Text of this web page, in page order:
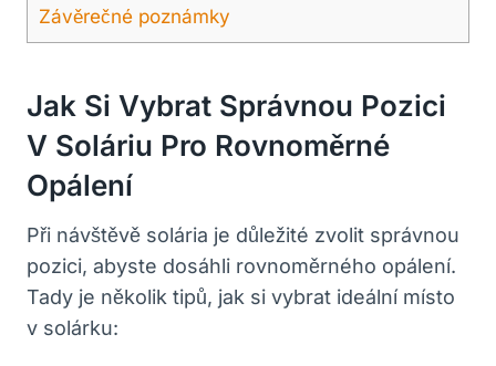
Závěrečné poznámky
Jak Si Vybrat Správnou Pozici
V Soláriu Pro Rovnoměrné
Opálení
Při návštěvě solária je důležité zvolit správnou
pozici, abyste dosáhli rovnoměrného opálení.
Tady je několik tipů, jak si vybrat ideální místo
v solárku: